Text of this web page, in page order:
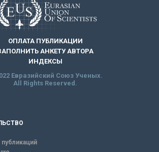
ОПЛАТА ПУБЛИКАЦИИ
АНКЕТУ АВТОРА
ИНДЕКСЫ
Евразийский Союз Ученых.
All Rights Reserved.
публикаций